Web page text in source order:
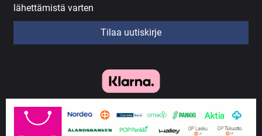
lähettämistä varten
Tilaa uutiskirje